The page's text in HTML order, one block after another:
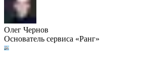
Олег Чернов
Основатель сервиса «Ранг»